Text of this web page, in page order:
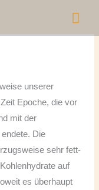
unserer
Epoche, die vor
mit der
Die
sehr fett-
auf
es überhaupt